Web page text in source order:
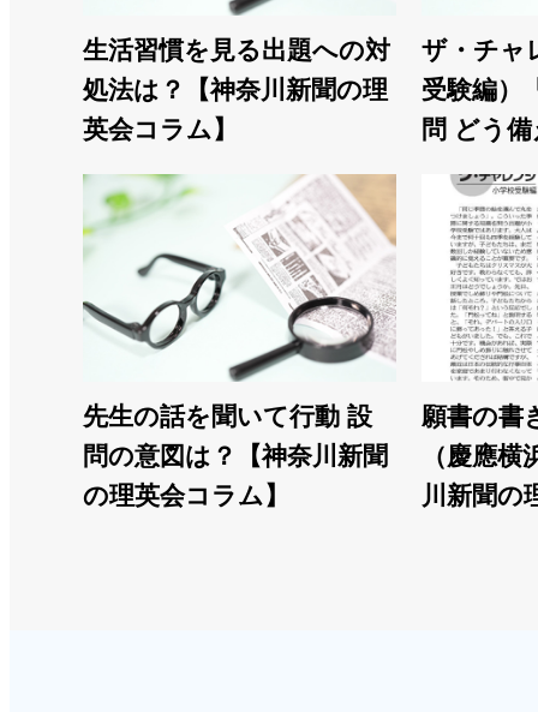
生活習慣を見る出題への対
処法は？【神奈川新聞の理
英会コラム】
ザ・チャ
受験編）
問 どう
先生の話を聞いて行動 設
問の意図は？【神奈川新聞
の理英会コラム】
願書の書
（慶應横
川新聞の